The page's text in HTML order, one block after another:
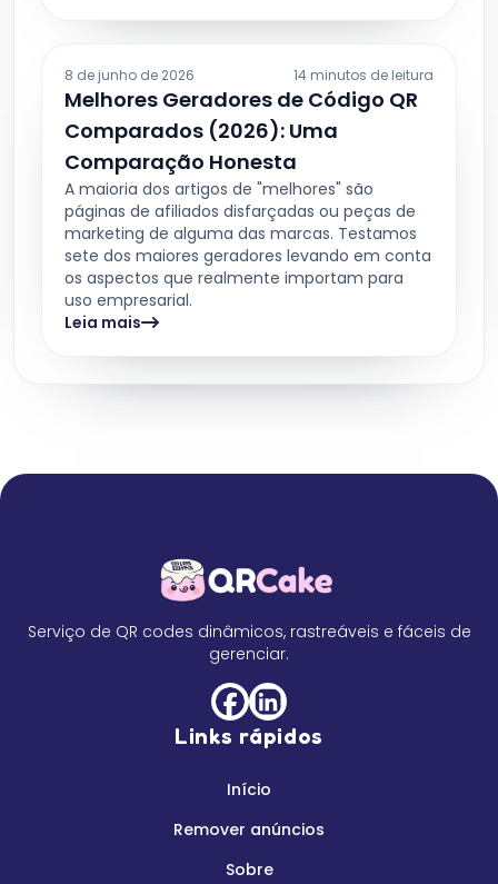
8 de junho de 2026 14 minutos de leitura
Melhores Geradores de Código QR
Comparados (2026): Uma
Comparação Honesta
A maioria dos artigos de "melhores" são
páginas de afiliados disfarçadas ou peças de
marketing de alguma das marcas. Testamos
sete dos maiores geradores levando em conta
os aspectos que realmente importam para
uso empresarial.
Leia mais
Serviço de QR codes dinâmicos, rastreáveis e fáceis de
gerenciar.
Links rápidos
Início
Remover anúncios
Sobre